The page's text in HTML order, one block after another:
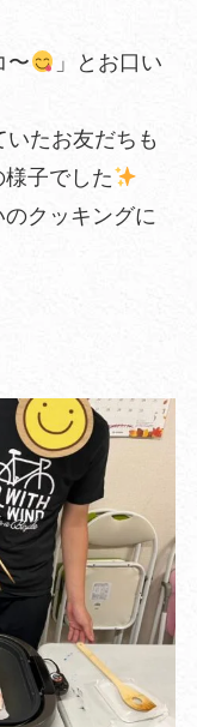
〜
」とお口い
いたお友だちも
子でした
クッキングに